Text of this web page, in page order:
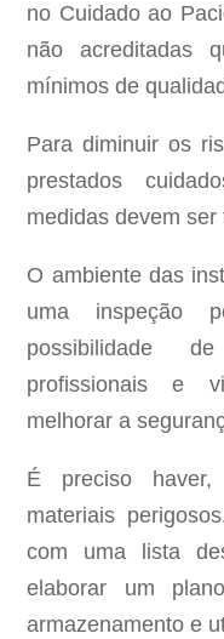
no Cuidado ao
não acreditadas
mínimos de
Para diminuir os
prestados
medidas devem ser
O ambiente das
uma inspeção
possibilidade
profissionais e
melhorar a
É preciso
materiais
com uma lista
elaborar um
armazenamento e